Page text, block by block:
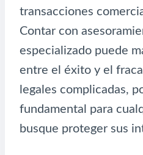
transacciones
Contar con
especializado puede
entre el éxito y el
legales complicadas,
fundamental para
busque proteger sus